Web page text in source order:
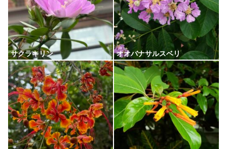
サクラキリン オオバナサルスベリ